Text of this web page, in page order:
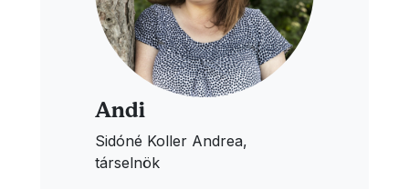
Andi
Sidóné Koller Andrea,
társelnök